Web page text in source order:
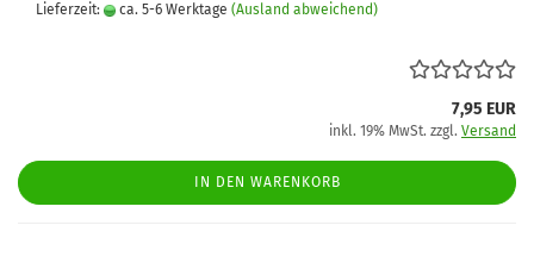
Lieferzeit: ca. 5-6 Werktage (Ausland abweichend)
7,95 EUR
inkl. 19% MwSt. zzgl. Versand
IN DEN WARENKORB